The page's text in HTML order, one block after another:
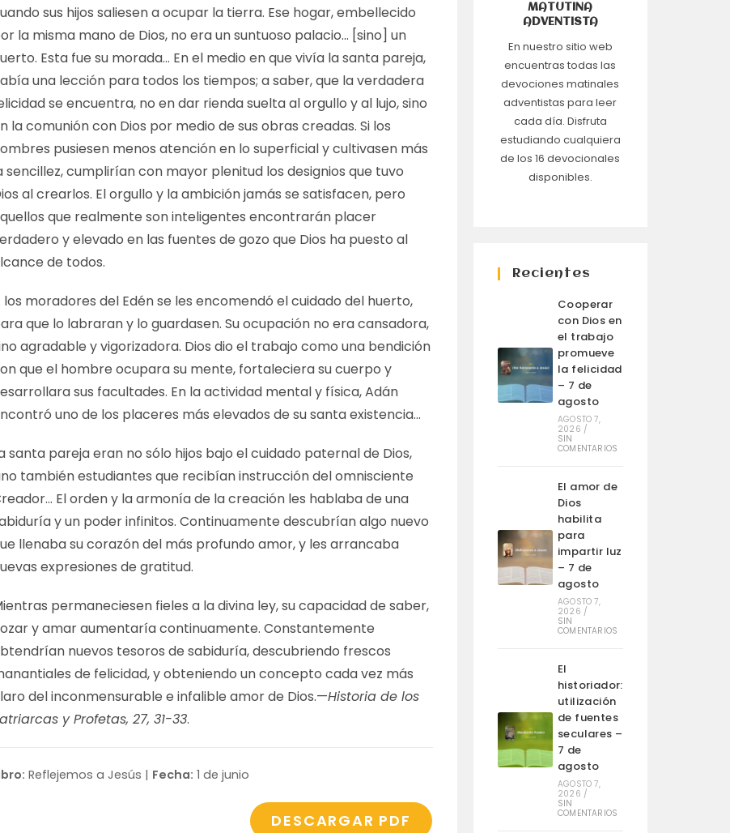
sus hijos saliesen a ocupar la tierra. Ese hogar, embellecido
la misma mano de Dios, no era un suntuoso palacio… [sino] un
Esta fue su morada… En el medio en que vivía la santa pareja,
una lección para todos los tiempos; a saber, que la verdadera
se encuentra, no en dar rienda suelta al orgullo y al lujo, sino
la comunión con Dios por medio de sus obras creadas. Si los
pusiesen menos atención en lo superficial y cultivasen más
sencillez, cumplirían con mayor plenitud los designios que tuvo
al crearlos. El orgullo y la ambición jamás se satisfacen, pero
que realmente son inteligentes encontrarán placer
y elevado en las fuentes de gozo que Dios ha puesto al
de todos.
los moradores del Edén se les encomendó el cuidado del huerto,
que lo labraran y lo guardasen. Su ocupación no era cansadora,
agradable y vigorizadora. Dios dio el trabajo como una bendición
que el hombre ocupara su mente, fortaleciera su cuerpo y
sus facultades. En la actividad mental y física, Adán
uno de los placeres más elevados de su santa existencia…
santa pareja eran no sólo hijos bajo el cuidado paternal de Dios,
también estudiantes que recibían instrucción del omnisciente
El orden y la armonía de la creación les hablaba de una
y un poder infinitos. Continuamente descubrían algo nuevo
llenaba su corazón del más profundo amor, y les arrancaba
expresiones de gratitud.
permaneciesen fieles a la divina ley, su capacidad de saber,
y amar aumentaría continuamente. Constantemente
nuevos tesoros de sabiduría, descubriendo frescos
de felicidad, y obteniendo un concepto cada vez más
del inconmensurable e infalible amor de Dios.—Historia de los
y Profetas, 27, 31-33.
Reflejemos a Jesús | Fecha: 1 de junio
DESCARGAR PDF
MATUTINA
ADVENTISTA
En nuestro sitio web
encuentras todas las
devociones matinales
adventistas para leer
cada día. Disfruta
estudiando cualquiera
de los 16 devocionales
disponibles.
Recientes
Cooperar
con Dios en
el trabajo
promueve
la felicidad
– 7 de
agosto
AGOSTO 7,
2026 /
SIN
COMENTARIOS
El amor de
Dios
habilita
para
impartir luz
– 7 de
agosto
AGOSTO 7,
2026 /
SIN
COMENTARIOS
El
historiador:
utilización
de fuentes
seculares –
7 de
agosto
AGOSTO 7,
2026 /
SIN
COMENTARIOS